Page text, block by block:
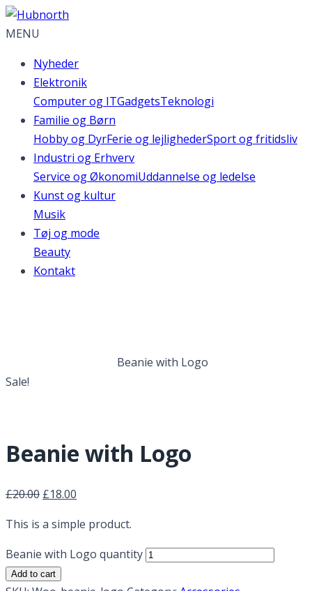
MENU
Nyheder
Elektronik
Computer og ITGadgetsTeknologi
Familie og Børn
Hobby og DyrFerie og lejlighederSport og fritidsliv
Industri og Erhverv
Service og ØkonomiUddannelse og ledelse
Kunst og kultur
Musik
Tøj og mode
Beauty
Kontakt
Beanie with Logo
Sale!
Beanie with Logo
£20.00 £18.00
This is a simple product.
Beanie with Logo quantity
Add to cart